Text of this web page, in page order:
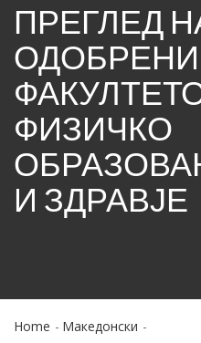
ПРЕГЛЕД
ФИЗИЧКО
И ЗДРАВЈЕ
Home
Македонски